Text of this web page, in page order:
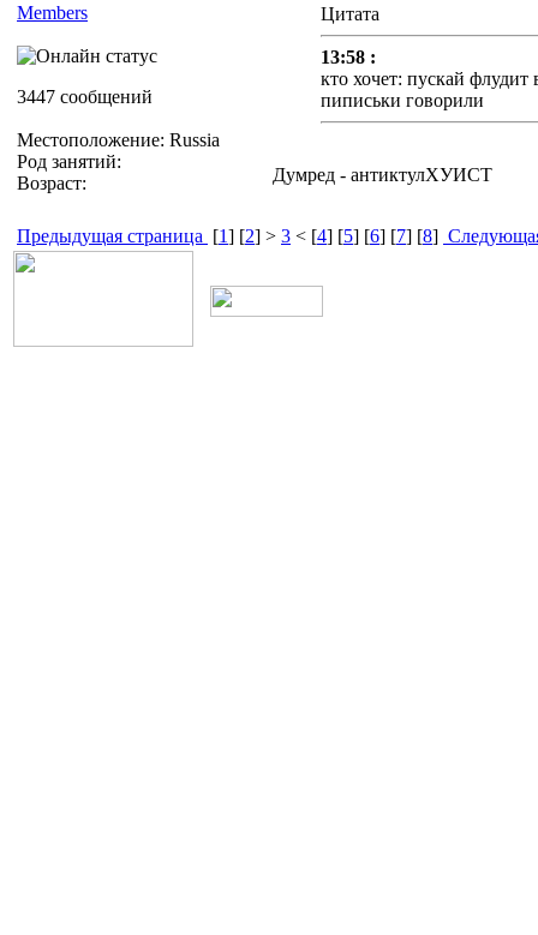
Members
3447 сообщений
Местоположение: Russia
Род занятий:
Возраст:
Цитата
13:58 :
кто хочет: пускай флудит
пиписьки говорили
Думред - антиктулХУИСТ
Предыдущая страница [1] [2] > 3 < [4] [5] [6] [7] [8]